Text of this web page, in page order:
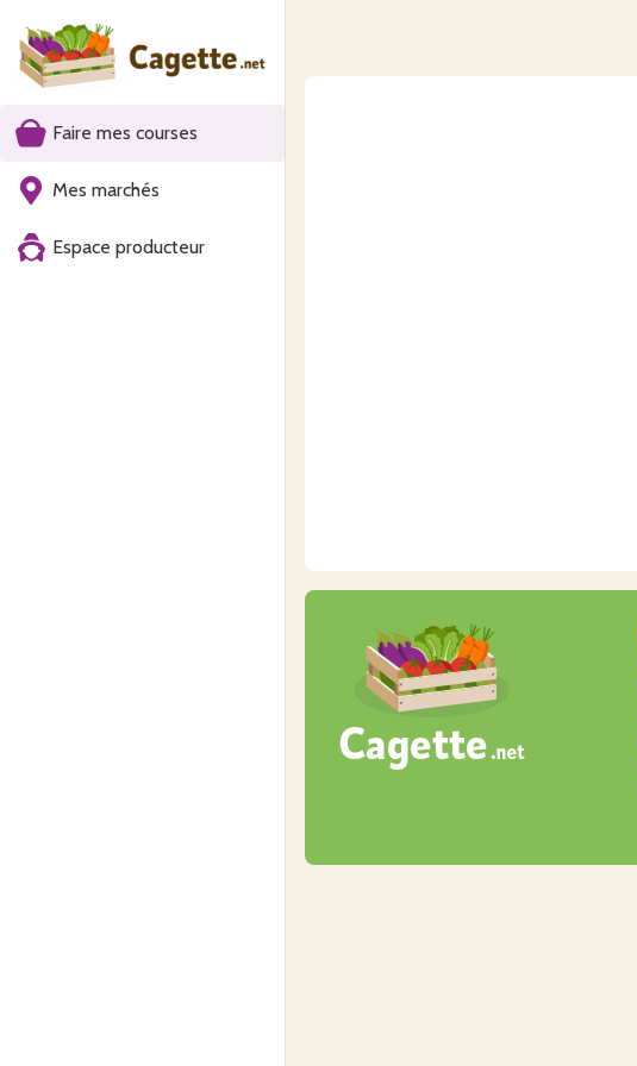
Faire mes courses
Mes marchés
Espace producteur